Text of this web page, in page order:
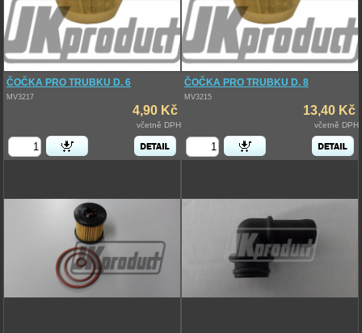
ČOČKA PRO TRUBKU D. 6
MV3217
4,90 Kč
včetně DPH
ČOČKA PRO TRUBKU D. 8
MV3215
13,40 Kč
včetně DPH